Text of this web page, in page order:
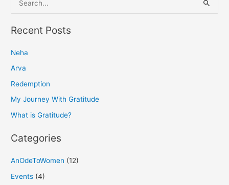
e
a
c
h
f
o
Recent Posts
Neha
Arva
Redemption
My Journey With Gratitude
What is Gratitude?
Categories
AnOdeToWomen (12)
Events (4)